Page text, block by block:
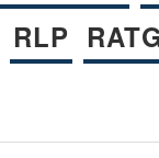
RLP